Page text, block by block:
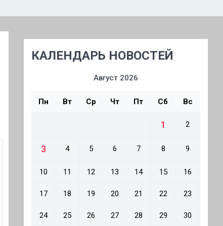
КАЛЕНДАРЬ НОВОСТЕЙ
Август 2026
Пн Вт Ср Чт Пт Сб Вс
1 2
3 4 5 6 7 8 9
10 11 12 13 14 15 16
17 18 19 20 21 22 23
24 25 26 27 28 29 30